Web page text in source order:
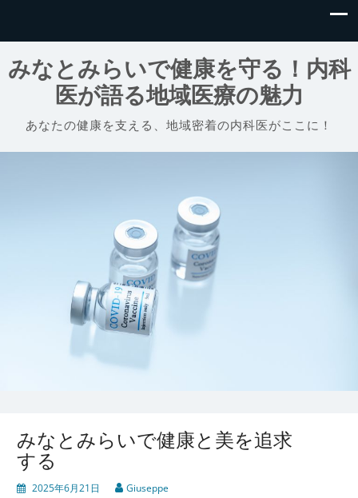
みなとみらいで健康を守る！内科
医が語る地域医療の魅力
あなたの健康を支える、地域密着の内科医がここに！
みなとみらいで健康と美を追求
する
2025年6月21日 Giuseppe